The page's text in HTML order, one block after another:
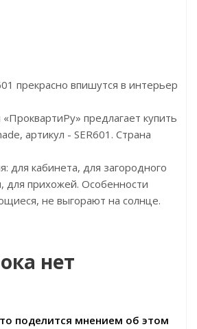
прекрасно впишутся в интерьер
предлагает купить
артикул - SER601. Страна
для кабинета, для загородного
для прихожей. Особенности
не выгорают на солнце.
нет
поделится мнением об этом